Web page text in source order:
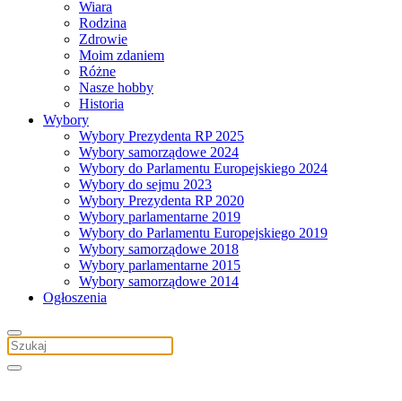
Wiara
Rodzina
Zdrowie
Moim zdaniem
Różne
Nasze hobby
Historia
Wybory
Wybory Prezydenta RP 2025
Wybory samorządowe 2024
Wybory do Parlamentu Europejskiego 2024
Wybory do sejmu 2023
Wybory Prezydenta RP 2020
Wybory parlamentarne 2019
Wybory do Parlamentu Europejskiego 2019
Wybory samorządowe 2018
Wybory parlamentarne 2015
Wybory samorządowe 2014
Ogłoszenia